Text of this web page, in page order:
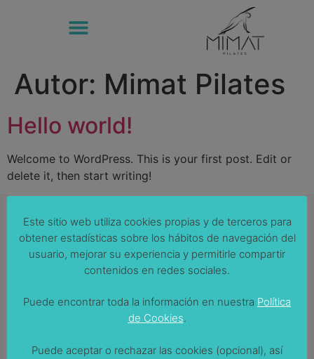
Autor: Mimat Pilates
Hello world!
Welcome to WordPress. This is your first post. Edit or
delete it, then start writing!
Visítanos
Av. dels Vents, 70 | Badalona
o
Este sitio web utiliza cookies propias y de terceros para
obtener estadísticas sobre los hábitos de navegación del
usuario, mejorar su experiencia y permitirle compartir
contenidos en redes sociales.
Puede encontrar toda la información en nuestra Política
de Cookies.
Puede aceptar o rechazar las cookies (opcional), así